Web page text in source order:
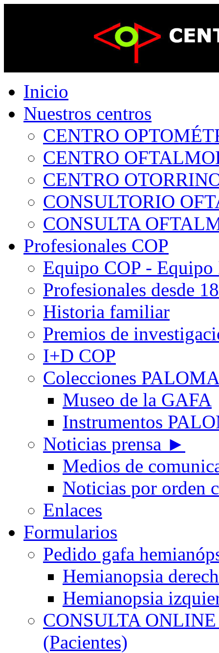
Inicio
Nuestros centros
CENTRO
CENTRO
CENTRO
CONSULTORIO
CONSULTA
Profesionales COP
Equipo COP -
Profesionales desde
Historia familiar
Premios de
I+D COP
Colecciones
Museo de la GAFA
Instrumentos
Noticias prensa ►
Medios de
Noticias por orden
Enlaces
Formularios
Pedido gafa
Hemianopsia
Hemianopsia
CONSULTA
(Pacientes)